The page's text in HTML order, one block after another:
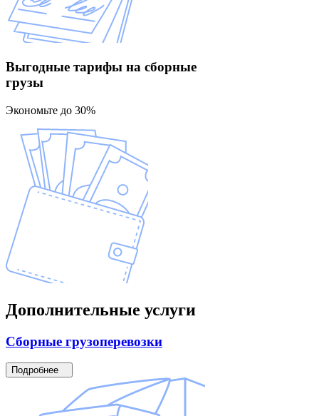
Выгодные тарифы на сборные
грузы
Экономьте до 30%
Дополнительные услуги
Сборные грузоперевозки
Подробнее